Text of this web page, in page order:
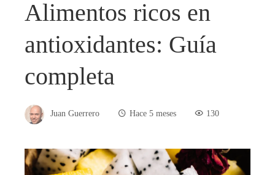
Alimentos ricos en
antioxidantes: Guía
completa
Juan Guerrero Hace 5 meses 130